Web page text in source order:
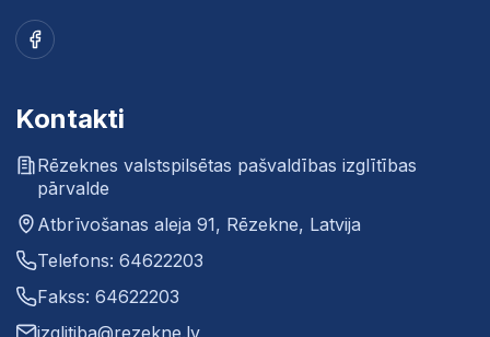
Facebook
Kontakti
Rēzeknes valstspilsētas pašvaldības izglītības
pārvalde
Atbrīvošanas aleja 91, Rēzekne, Latvija
Telefons: 64622203
Fakss: 64622203